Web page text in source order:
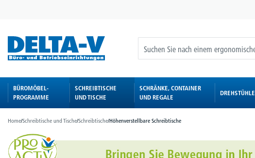
BÜROMÖBEL-
PROGRAMME
SCHREIBTISCHE
UND TISCHE
SCHRÄNKE, CONTAINER
UND REGALE
DREHSTÜHLE
Home/Schreibtische und Tische/Schreibtische/Höhenverstellbare Schreibtische